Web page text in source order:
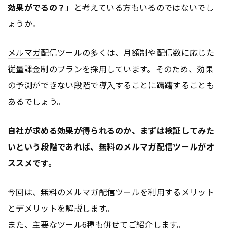
効果がでるの？ 」と考えている方もいるのではないでし
ょうか。
メルマガ配信ツールの多くは、月額制や配信数に応じた
従量課金制のプランを採用しています。そのため、効果
の予測ができない段階で導入することに躊躇することも
あるでしょう。
自社が求める効果が得られるのか、まずは検証してみた
いという段階であれば、無料のメルマガ配信ツールがオ
ススメです。
今回は、無料のメルマガ配信ツールを利用するメリット
とデメリットを解説します。
また、主要なツール6種も併せてご紹介します。